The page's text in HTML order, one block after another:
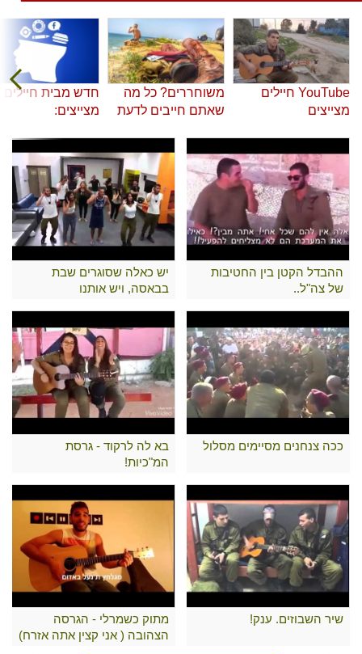
YouTube חיילים
מצייצים
משוחררים? כל מה
שאתם חייבים לדעת
חדש מבית חיילים
מצייצים:
ההבדל הקטן בין החטיבות
של צה"ל..
יש כאלה שסוגרים שבת
בבאסה, ויש אותנו
ככה צנחנים מסיימים מסלול
בא לה לרקוד - גרסת
המ"כיות!
שיר השבוזים. ענק!
מתוק כשמרלי - הגרסה
הצהובה ( אני קצין אתה אזרח)